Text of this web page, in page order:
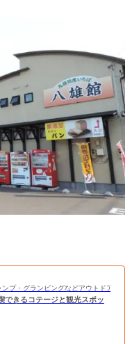
プ・グランピングなどアウトドアの総
できるコテージと観光スポッ